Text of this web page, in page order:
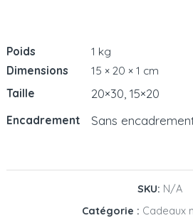
Poids
1 kg
Dimensions
15 × 20 × 1 cm
Taille
20×30, 15×20
Encadrement Sans
SKU: N/A
Catégorie : Cadeaux